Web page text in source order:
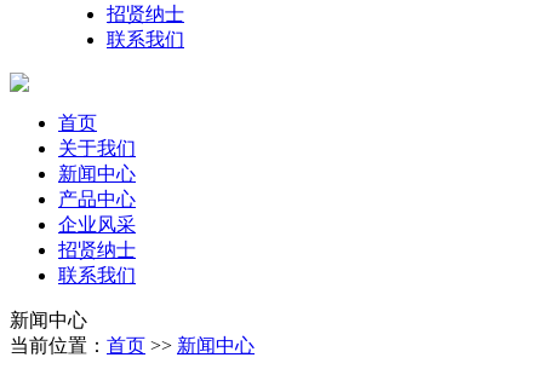
招贤纳士
联系我们
首页
关于我们
新闻中心
产品中心
企业风采
招贤纳士
联系我们
新闻中心
当前位置： 首页 >> 新闻中心